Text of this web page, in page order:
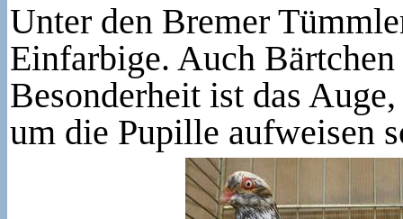
Unter den Bremer
Einfarbige. Auch
Besonderheit ist das
um die Pupille aufweisen